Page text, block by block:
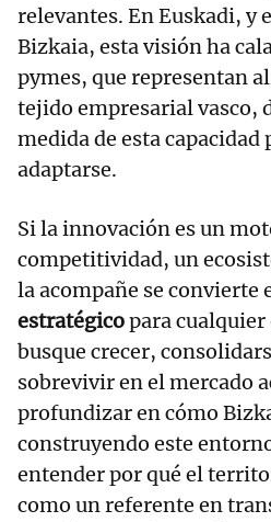
relevantes. En Euskadi, y
Bizkaia, esta visión ha
pymes, que representan
tejido empresarial vasco,
medida de esta
adaptarse.
Si la innovación es un
competitividad, un
la acompañe se convierte
estratégicopara
busque crecer,
sobrevivir en el mercado
profundizar en cómo
construyendo este
entender por qué el
como un referente en